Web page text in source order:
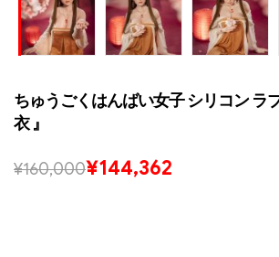
ちゅうごくはんばい女子 シリコン ラ
衣 』
¥160,000¥144,362